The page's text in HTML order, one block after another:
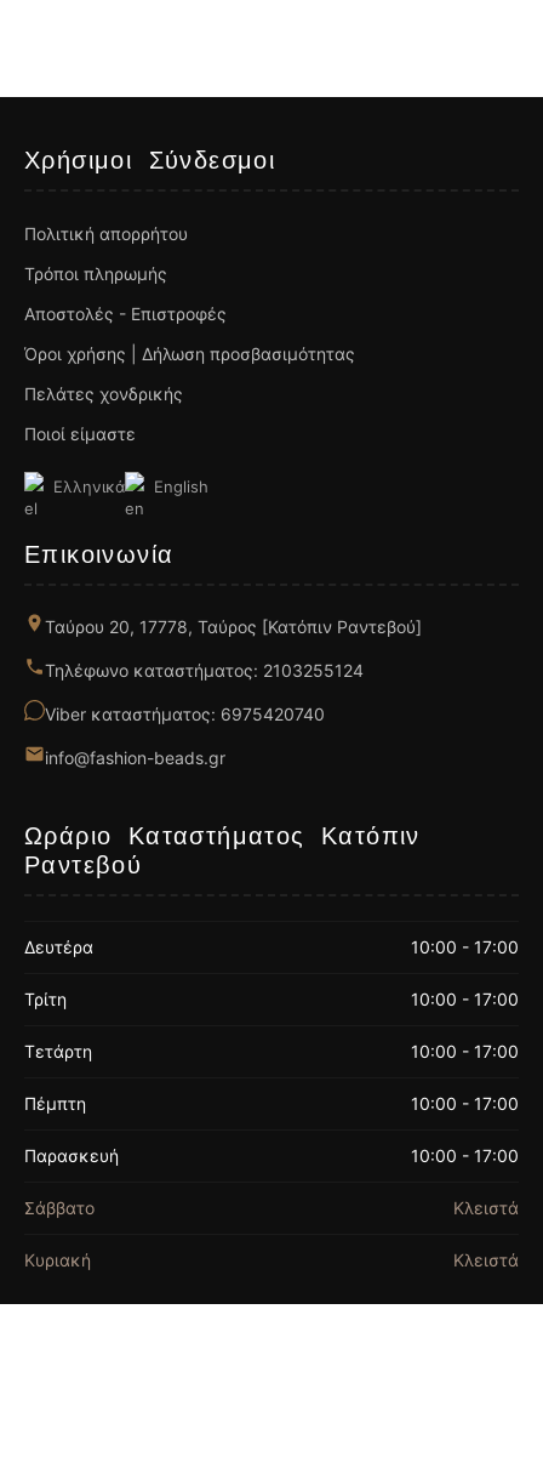
Χρήσιμοι Σύνδεσμοι
Πολιτική απορρήτου
Τρόποι πληρωμής
Αποστολές - Επιστροφές
Όροι χρήσης | Δήλωση προσβασιμότητας
Πελάτες χονδρικής
Ποιοί είμαστε
Ελληνικά English
Επικοινωνία
Ταύρου 20, 17778, Ταύρος [Κατόπιν Ραντεβού]
Τηλέφωνο καταστήματος: 2103255124
Viber καταστήματος: 6975420740
info@fashion-beads.gr
Ωράριο Καταστήματος Κατόπιν
Ραντεβού
Δευτέρα 10:00 - 17:00
Τρίτη 10:00 - 17:00
Τετάρτη 10:00 - 17:00
Πέμπτη 10:00 - 17:00
Παρασκευή 10:00 - 17:00
Σάββατο Κλειστά
Κυριακή Κλειστά